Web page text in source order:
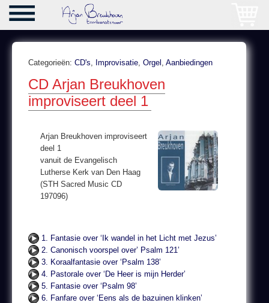
Categorieën: CD's, Improvisatie, Orgel , Aanbiedingen
CD Arjan Breukhoven
improviseert deel 1
Arjan Breukhoven improviseert
deel 1
vanuit de Evangelisch
Lutherse Kerk van Den Haag
(STH Sacred Music CD
197096)
1. Fantasie over ‘Ik wandel in het Licht met Jezus’
2. Canonisch voorspel over’ Psalm 121’
3. Koraalfantasie over ‘Psalm 138’
4. Pastorale over ‘De Heer is mijn Herder’
5. Fantasie over ‘Psalm 98’
6. Fanfare over ‘Eens als de bazuinen klinken’